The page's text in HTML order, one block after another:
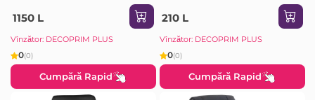
1150 L
Vînzător: DECOPRIM PLUS
0(0)
Cumpără Rapid
210 L
Vînzător: DECOPRIM PLUS
0(0)
Cumpără Rapid